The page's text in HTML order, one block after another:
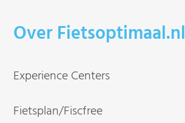
Over Fietsoptimaal.nl
Experience Centers
Fietsplan/Fiscfree